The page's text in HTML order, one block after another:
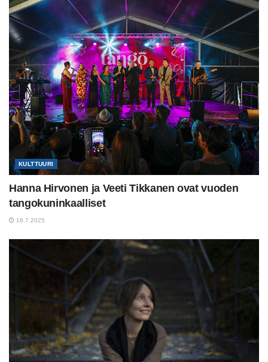
KULTTUURI
Hanna Hirvonen ja Veeti Tikkanen ovat vuoden
tangokuninkaalliset
16.7.2025